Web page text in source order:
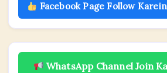
Facebook Page Follow Karein
WhatsApp Channel Join